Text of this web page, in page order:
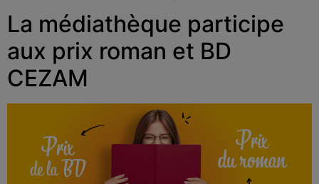
La médiathèque participe
aux prix roman et BD
CEZAM